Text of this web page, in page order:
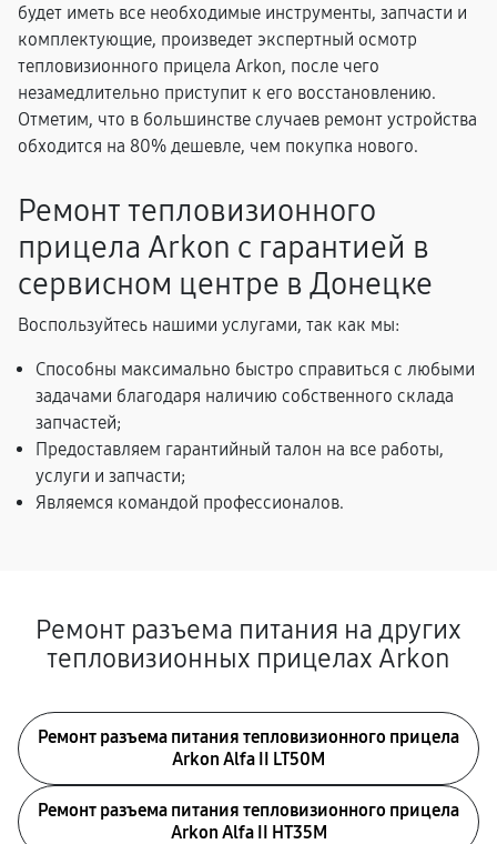
будет иметь все необходимые инструменты, запчасти и
комплектующие, произведет экспертный осмотр
тепловизионного прицела Arkon, после чего
незамедлительно приступит к его восстановлению.
Отметим, что в большинстве случаев ремонт устройства
обходится на 80% дешевле, чем покупка нового.
Ремонт тепловизионного
прицела Arkon с гарантией в
сервисном центре в Донецке
Воспользуйтесь нашими услугами, так как мы:
Способны максимально быстро справиться с любыми
задачами благодаря наличию собственного склада
запчастей;
Предоставляем гарантийный талон на все работы,
услуги и запчасти;
Являемся командой профессионалов.
Ремонт разъема питания на других
тепловизионных прицелах Arkon
Ремонт разъема питания тепловизионного прицела
Arkon Alfa II LT50M
Ремонт разъема питания тепловизионного прицела
Arkon Alfa II HT35M